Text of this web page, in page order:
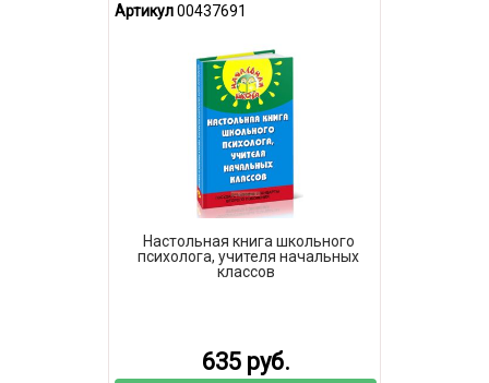
Артикул00437691
Настольная книга школьного
психолога, учителя начальных
классов
635 руб.